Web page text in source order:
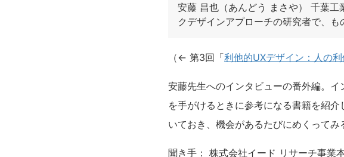
安藤 昌也（あんどう まさや） 千葉
クデザインアプローチの研究者で、も
（← 第3回「利他的UXデザイン：人の
安藤先生へのインタビューの番外編。イ
を手がけるときに参考になる書籍を紹
いておき、機会があるたびにめくってみ
聞き手： 株式会社イード リサーチ事業